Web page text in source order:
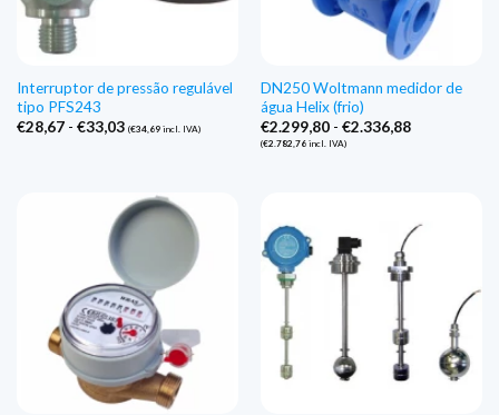
Interruptor de pressão regulável
tipo PFS243
€28,67 - €33,03Gama
€33,03
(€34,69incl. IVA)
DN250 Woltmann medidor de
água Helix (frio)
€2.299,80 - €2.336,88Gama
(€2.782,76incl. IVA)